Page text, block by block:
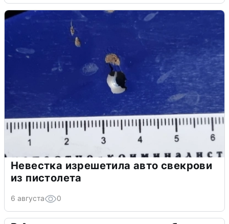
Невестка изрешетила авто свекрови
из пистолета
6 августа 0